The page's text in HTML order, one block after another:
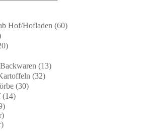
Hof/Hofladen (60)
)
(13)
(32)
(30)
(14)
)